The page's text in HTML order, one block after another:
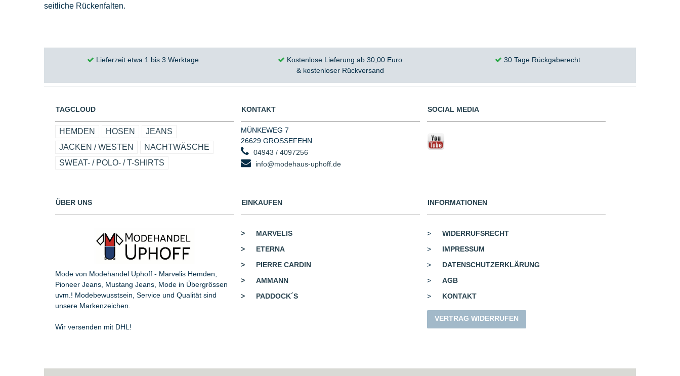
seitliche Rückenfalten.
Lieferzeit etwa 1 bis 3 Werktage
Kostenlose Lieferung ab 30,00 Euro
& kostenloser Rückversand
30 Tage Rückgaberecht
TAGCLOUD
HEMDEN HOSEN
JEANS
JACKEN / WESTEN
NACHTWÄSCHE
SWEAT- / POLO- / T-SHIRTS
KONTAKT
MÜNKEWEG 7
26629 GROSSEFEHN
04943 / 4097256
info@modehaus-uphoff.de
SOCIAL MEDIA
ÜBER UNS
Mode von Modehandel Uphoff - Marvelis Hemden,
Pioneer Jeans, Mustang Jeans, Mode in Übergrössen
uvm.! Modebewusstsein, Service und Qualität sind
unsere Markenzeichen.
Wir versenden mit DHL!
EINKAUFEN
>
MARVELIS
>
ETERNA
>
PIERRE CARDIN
>
AMMANN
>
PADDOCK´S
INFORMATIONEN
>
WIDERRUFSRECHT
>
IMPRESSUM
>
DATENSCHUTZERKLÄRUNG
>
AGB
>
KONTAKT
VERTRAG WIDERRUFEN